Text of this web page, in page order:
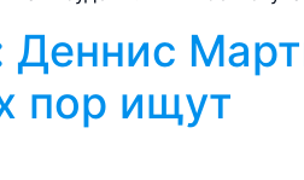
Деннис
пор ищут